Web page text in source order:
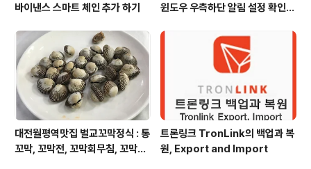
바이낸스 스마트 체인 추가 하기
윈도우 우측하단 알림 설정 확인
대전월평역맛집 벌교꼬막정식 : 통
꼬막, 꼬막전, 꼬막회무침, 꼬막탕
트론링크 TronLink의 백업과 복
원, Export and Import